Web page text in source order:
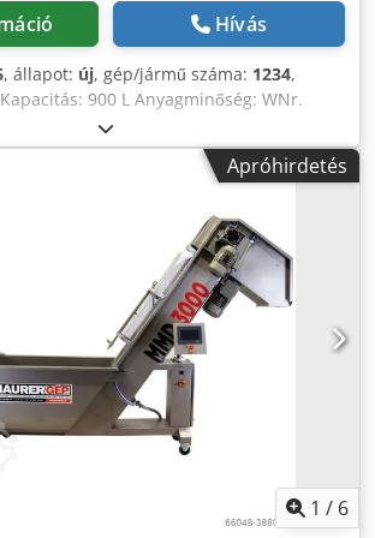
werden.
Hívás
, állapot: új, gép/jármű száma: 1234,
900 L Anyagminőség: WNr.
acél Méret: 2050x750x1100
száma: 2 db Csatlakozók
Szintjelzővel Úszófedéllel Cjdpfxjiu
léhozamát külön tartályokba gyűjteni,
megszakítás nélkül. Nem
Apróhirdetés
1 / 6